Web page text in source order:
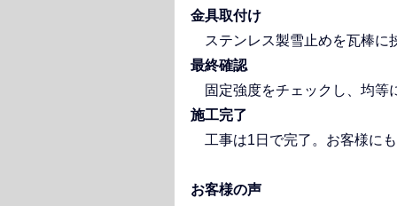
金具取付け
ステンレス製雪止めを瓦棒に
最終確認
固定強度をチェックし、均等
施工完了
工事は1日で完了。お客様にも
お客様の声